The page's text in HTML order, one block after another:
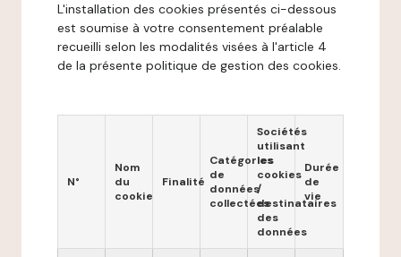
L'installation des cookies présentés ci-dessous
est soumise à votre consentement préalable
recueilli selon les modalités visées à l'article 4
de la présente politique de gestion des cookies.
N°
Nom
du
cookie
Finalité
Catégories
de
données
collectées
Sociétés
utilisant
les
cookies
/
destinataires
des
données
Durée
de
vie